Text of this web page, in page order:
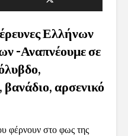
Ελλήνων
-Αναπνέουμε σε
αρσενικό
φέρνουν στο φως της